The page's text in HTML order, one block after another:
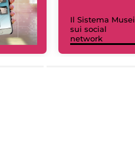
Il Sistema Musei
sui social
network